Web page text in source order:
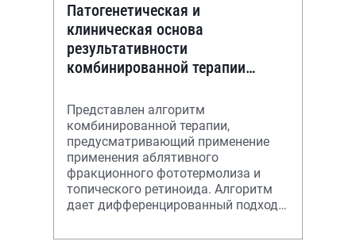
Патогенетическая и
клиническая основа
результативности
комбинированной терапии
Представлен алгоритм
комбинированной терапии,
предусматривающий применение
применения аблятивного
фракционного фототермолиза и
топического ретиноида. Алгоритм
дает дифференцированный подход к
от тяжести клинических проявлен